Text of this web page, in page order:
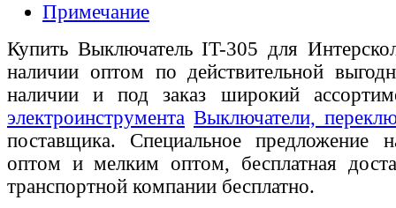
Примечание
Купить Выключатель IT-305 для
наличии оптом по действительной
наличии и под заказ широкий
электроинструмента Выключатели,
поставщика. Специальное предложение
оптом и мелким оптом, бесплатная
транспортной компании бесплатно.